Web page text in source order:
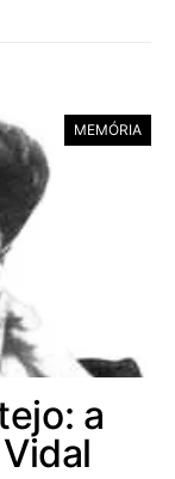
MEMÓRIA
a